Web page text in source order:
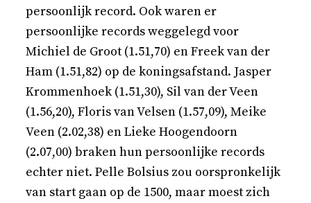
persoonlijk record. Ook waren er
persoonlijke records weggelegd voor
Michiel de Groot (1.51,70) en Freek van der
Ham (1.51,82) op de koningsafstand. Jasper
Krommenhoek (1.51,30), Sil van der Veen
(1.56,20), Floris van Velsen (1.57,09), Meike
Veen (2.02,38) en Lieke Hoogendoorn
(2.07,00) braken hun persoonlijke records
echter niet. Pelle Bolsius zou oorspronkelijk
van start gaan op de 1500, maar moest zich